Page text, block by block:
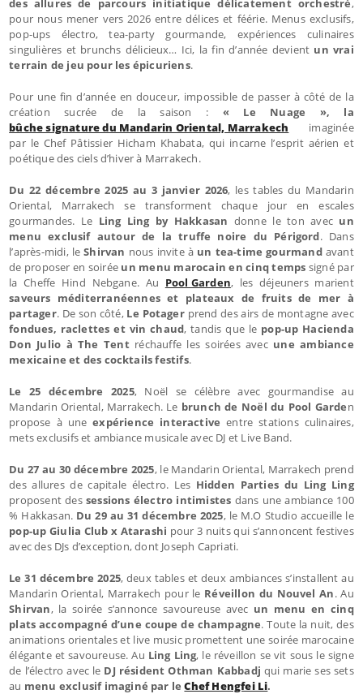
des allures de parcours initiatique délicatement orchestré,
pour nous mener vers 2026 entre délices et féérie. Menus exclusifs,
pop-ups électro, tea-party gourmande, expériences culinaires
singulières et brunchs délicieux… Ici, la fin d’année devient un vrai
terrain de jeu pour les épicuriens.
Pour une fin d’année en douceur, impossible de passer à côté de la
création sucrée de la saison : « Le Nuage », la
bûche signature du Mandarin Oriental, Marrakech imaginée
par le Chef Pâtissier Hicham Khabata, qui incarne l’esprit aérien et
poétique des ciels d’hiver à Marrakech.
Du 22 décembre 2025 au 3 janvier 2026, les tables du Mandarin
Oriental, Marrakech se transforment chaque jour en escales
gourmandes. Le Ling Ling by Hakkasan donne le ton avec un
menu exclusif autour de la truffe noire du Périgord. Dans
l’après-midi, leShirvan nous invite à un tea-time gourmandavant
de proposer en soirée un menu marocain en cinq temps signé par
la Cheffe Hind Nebgane. Au Pool Garden, les déjeuners marient
saveurs méditerranéennes et plateaux de fruits de mer à
partager. De son côté, Le Potagerprend des airs de montagne avec
fondues, raclettes et vin chaud, tandis que le pop-up Hacienda
Don Julio à The Tentréchauffe les soirées avec une ambiance
mexicaine et des cocktails festifs.
Le 25 décembre 2025, Noël se célèbre avec gourmandise au
Mandarin Oriental, Marrakech. Le brunch de Noël du Pool Garden
propose à uneexpérience interactive entre stations culinaires,
mets exclusifs et ambiance musicale avec DJ et Live Band.
Du 27 au 30 décembre 2025, le Mandarin Oriental, Marrakech prend
des allures de capitale électro. Les Hidden Parties du Ling Ling
proposent dessessions électro intimistes dans une ambiance 100
% Hakkasan. Du 29 au 31 décembre 2025, le M.O Studio accueille le
pop-up Giulia Club x Atarashi pour 3 nuits qui s’annoncent festives
avec des DJs d’exception, dont Joseph Capriati.
Le 31 décembre 2025, deux tables et deux ambiances s’installent au
Mandarin Oriental, Marrakech pour le Réveillon du Nouvel An. Au
Shirvan, la soirée s’annonce savoureuse avec un menu en cinq
plats accompagné d’une coupe de champagne. Toute la nuit, des
animations orientales et live music promettent une soirée marocaine
élégante et savoureuse. Au Ling Ling, le réveillon se vit sous le signe
de l’électro avec le DJ résident Othman Kabbadj qui marie ses sets
au menu exclusif imaginé par leChef Hengfei Li.